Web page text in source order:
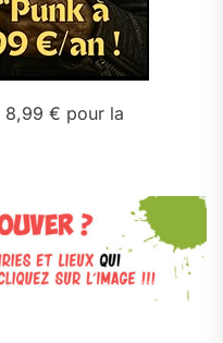
8,99 € pour la